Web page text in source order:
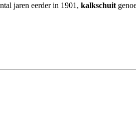
jaren eerder in 1901, kalkschuit